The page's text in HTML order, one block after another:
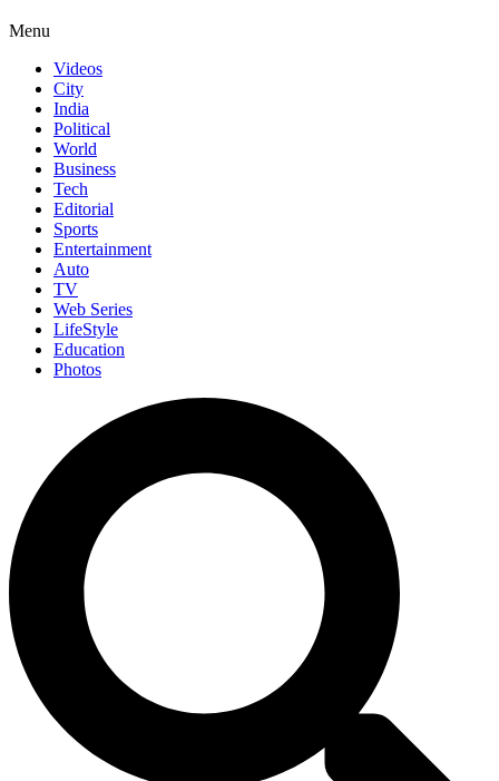
Menu
Videos
City
India
Political
World
Business
Tech
Editorial
Sports
Entertainment
Auto
TV
Web Series
LifeStyle
Education
Photos